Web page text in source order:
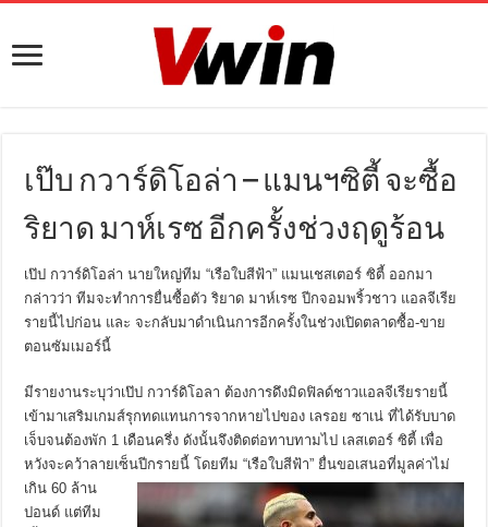
เป๊บ กวาร์ดิโอล่า – แมนฯซิตี้ จะซื้อ
ริยาด มาห์เรซ อีกครั้งช่วงฤดูร้อน
เป๊ป กวาร์ดิโอล่า นายใหญ่ทีม “เรือใบสีฟ้า” แมนเชสเตอร์ ซิตี้ ออกมา
กล่าวว่า ทีมจะทำการยื่นซื้อตัวริยาด มาห์เรซ ปีกจอมพริ้วชาว แอลจีเรีย
รายนี้ไปก่อน และ จะกลับมาดำเนินการอีกครั้งในช่วงเปิดตลาดซื้อ-ขาย
ตอนซัมเมอร์นี้
มีรายงานระบุว่าเป๊ป กวาร์ดิโอลา ต้องการดึงมิดฟิลด์ชาวแอลจีเรียรายนี้
เข้ามาเสริมเกมส์รุกทดแทนการจากหายไปของ เลรอย ซาเน่ ที่ได้รับบาด
เจ็บจนต้องพัก 1 เดือนครึ่ง ดังนั้นจึงติดต่อทาบทามไป เลสเตอร์ ซิตี้ เพื่อ
หวังจะคว้าลายเซ็นปีกรายนี้ โดยทีม “เรือใบสีฟ้า” ยื่นขอเสนอที่มูลค่าไม่
เกิน 60 ล้าน
ปอนด์ แต่ทีม